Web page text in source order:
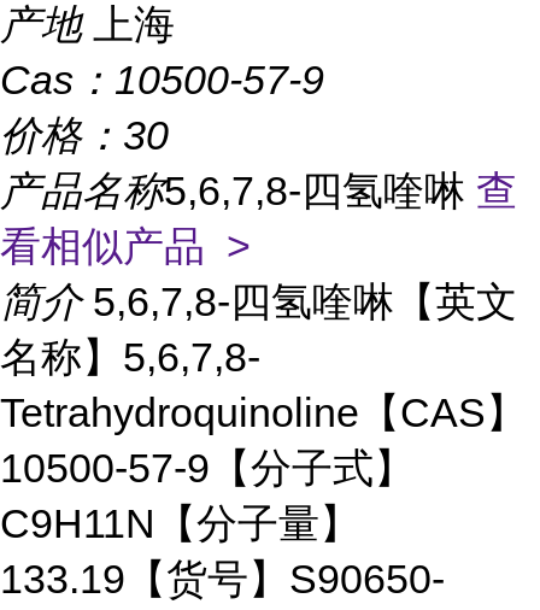
产地
上海
Cas： 10500-57-9
价格： 30
产品名称5,6,7,8-四氢喹啉 查
看相似产品 >
简介 5,6,7,8-四氢喹啉【英文
名称】5,6,7,8-
Tetrahydroquinoline【CAS】
10500-57-9【分子式】
C9H11N【分子量】
133.19【货号】S90650-